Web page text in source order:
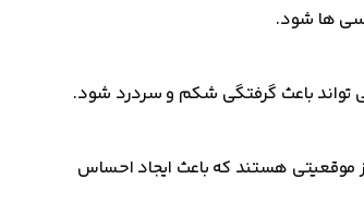
ها شود.
تواند باعث گرفتگی شکم و سردرد شود.
موقعیتی هستند که باعث ایجاد احساس